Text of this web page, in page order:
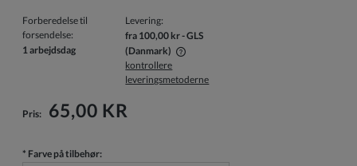
Forberedelse til
forsendelse:
1 arbejdsdag
Levering:
fra 100,00 kr- GLS
(Danmark)
Prisen inkluderer ikke eventuelle betalingsomkostninger
kontrollere
leveringsmetoderne
Pris: 65,00 KR
* Farve på tilbehør: